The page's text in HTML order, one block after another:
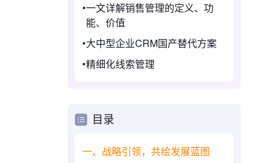
一文详解销售管理的定义、功
能、价值
大中型企业CRM国产替代方案
精细化线索管理
目录
一、战略引领，共绘发展蓝图